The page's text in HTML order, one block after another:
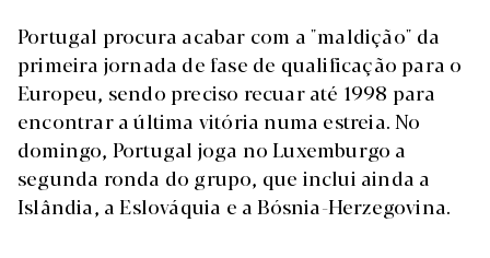
Portugal procura acabar com a "maldição" da
primeira jornada de fase de qualificação para o
Europeu, sendo preciso recuar até 1998 para
encontrar a última vitória numa estreia. No
domingo, Portugal joga no Luxemburgo a
segunda ronda do grupo, que inclui ainda a
Islândia, a Eslováquia e a Bósnia-Herzegovina.